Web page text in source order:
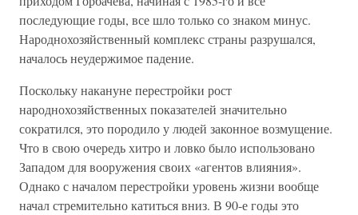
последующие годы, все шло только со знаком минус.
Народнохозяйственный комплекс страны разрушался,
началось неудержимое падение.
Поскольку накануне перестройки рост
народнохозяйственных показателей значительно
сократился, это породило у людей законное возмущение.
Что в свою очередь хитро и ловко было использовано
Западом для вооружения своих «агентов влияния».
Однако с началом перестройки уровень жизни вообще
начал стремительно катиться вниз. В 90-е годы это